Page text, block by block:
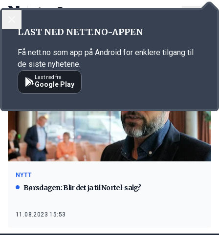
Emne: Unifon
NYTT
Børsdagen: Blir det ja til Nortel-salg?
11.08.2023 15:53
LAST NED NETT.NO-APPEN
Få nett.no som app på Android for enklere tilgang til
de siste nyhetene.
Last ned fra
Google Play